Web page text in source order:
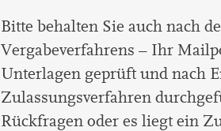
Bitte behalten Sie auch nach
Vergabeverfahrens – Ihr
Unterlagen geprüft und nach
Zulassungsverfahren
Rückfragen oder es liegt ein